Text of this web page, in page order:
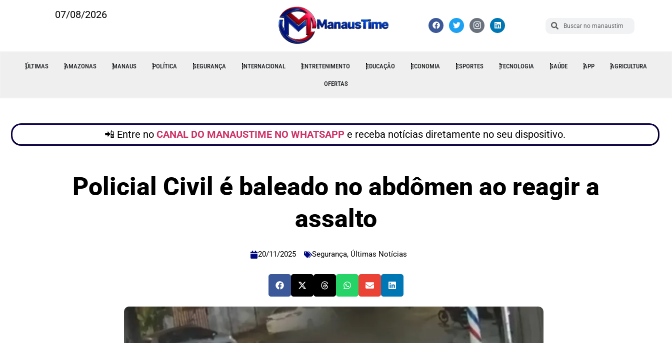
07/08/2026
ÚLTIMAS AMAZONAS MANAUS POLÍTICA SEGURANÇA INTERNACIONAL ENTRETENIMENTO EDUCAÇÃO ECONOMIA ESPORTES TECNOLOGIA SAÚDE APP AGRICULTURA
OFERTAS
📲 Entre no CANAL DO MANAUSTIME NO WHATSAPP e receba notícias diretamente no seu dispositivo.
Policial Civil é baleado no abdômen ao reagir a
assalto
20/11/2025 Segurança, Últimas Notícias